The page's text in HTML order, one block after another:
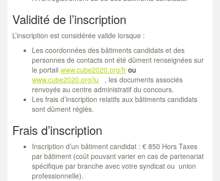
Validité de l’inscription
L’inscription est considérée valide lorsque :
Les coordonnées des bâtiments candidats et des
personnes de contacts ont été dûment renseignées sur
le portail www.cube2020.org/fr ou
www.cube2020.org/lu
, les documents associés
renvoyés au centre administratif du concours.
Les frais d’inscription relatifs aux bâtiments candidats
sont dûment réglés.
Frais d’inscription
Inscription d’un bâtiment candidat : € 850 Hors Taxes
par bâtiment (coût pouvant varier en cas de partenariat
spécifique par branche avec votre syndicat ou union
professionnelle).